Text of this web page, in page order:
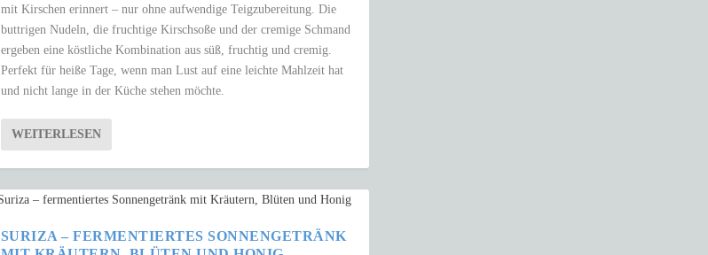
mit Kirschen erinnert – nur ohne aufwendige Teigzubereitung. Die
buttrigen Nudeln, die fruchtige Kirschsoße und der cremige Schmand
ergeben eine köstliche Kombination aus süß, fruchtig und cremig.
Perfekt für heiße Tage, wenn man Lust auf eine leichte Mahlzeit hat
und nicht lange in der Küche stehen möchte.
WEITERLESEN
SURIZA – FERMENTIERTES SONNENGETRÄNK